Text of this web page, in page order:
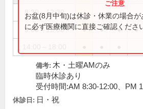
8:30～12:30
9:00～12:30 ● ● ● ●
お盆(8月中旬)は休診・休業の場合
に必ず医療機関に直接ご確認くださ
備考: 木・土曜AMのみ
臨時休診あり
受付時間:AM 8:30-12:00、PM
休診日: 日・祝